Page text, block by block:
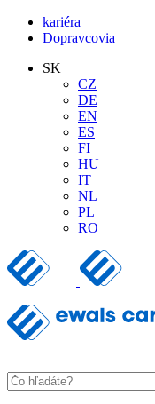
kariéra
Dopravcovia
SK
CZ
DE
EN
ES
FI
HU
IT
NL
PL
RO